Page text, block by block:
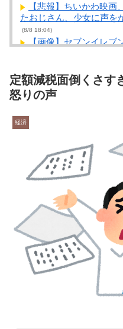
【悲報】ちいかわ映
たおじさん、少女に声
(8/8 18:04)
【画像】セブンイレブ
【画像】コスプレイヤ
まうくらい人気の22歳の
めサイトアンテナ！
でしょうか？ / NEWまと
【職場】忙しい時の一
アンテナ！ NEW!
【画像あり】安心系JK
ｗｗｗｗｗｗｗｗｗｗｗ
とめサイトアンテナ！
Fラン卒の人、あつま
ナ！
(8/8 17:39)
【九州名物】鶏刺し食
だほうが良かったと思っ
ジャンル – New World
【画像】障害持ち社長
モテるという事を証明し
パツパツになってしまう
定額減税面倒くさす
怒りの声
経済